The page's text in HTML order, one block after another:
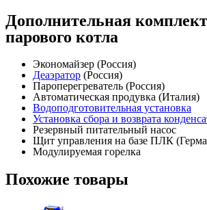
Дополнительная
парового котла
Экономайзер (Россия)
Деаэратор (Россия)
Пароперегреватель (Россия)
Автоматическая продувка (Италия)
Водоподготовительная установка
Установка сбора и возврата
Резервный питательный насос
Щит управления на базе ПЛК
Модулируемая горелка
Похожие товары